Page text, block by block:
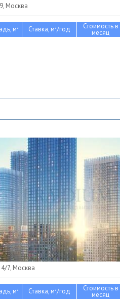
Москва
м2 Ставка, м2/год Стоимость в
месяц
7, Москва
м2 Ставка, м2/год Стоимость в
месяц